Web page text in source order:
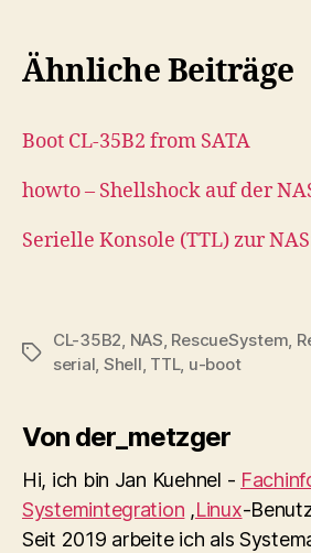
Ähnliche Beiträge
Boot CL-35B2 from SATA
howto – Shellshock auf der
Serielle Konsole (TTL) zur
Schlagwörter
CL-35B2, NAS, RescueSystem,
serial, Shell, TTL, u-boot
Von der_metzger
Hi, ich bin Jan Kuehnel -
Systemintegration ,Linux-
Seit 2019 arbeite ich als